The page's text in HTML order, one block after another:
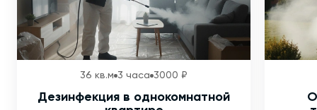
36 кв.м 3 часа 3000 ₽
Дезинфекция в однокомнатной